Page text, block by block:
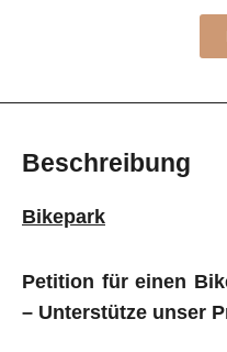
Beschreibung
Bikepark
Petition für einen
– Unterstütze unser